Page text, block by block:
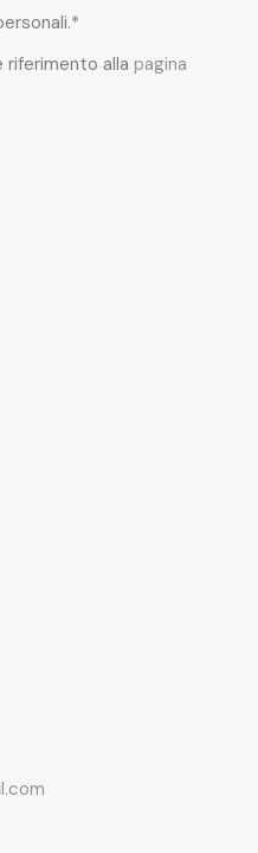
riferimento alla pagina